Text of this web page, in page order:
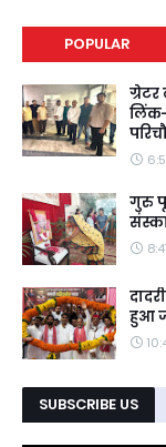
POPULAR
लिंक-
गुरु
हुआ
SUBSCRIBE US